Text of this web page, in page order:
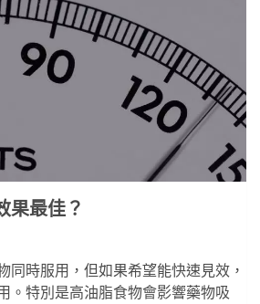
果最佳？
同時服用，但如果希望能快速見效，
。特別是高油脂食物會影響藥物吸